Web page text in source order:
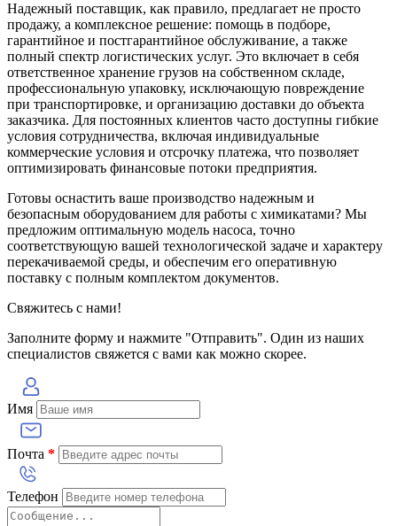
Надежный поставщик, как правило, предлагает не просто
продажу, а комплексное решение: помощь в подборе,
гарантийное и постгарантийное обслуживание, а также
полный спектр логистических услуг. Это включает в себя
ответственное хранение грузов на собственном складе,
профессиональную упаковку, исключающую повреждение
при транспортировке, и организацию доставки до объекта
заказчика. Для постоянных клиентов часто доступны гибкие
условия сотрудничества, включая индивидуальные
коммерческие условия и отсрочку платежа, что позволяет
оптимизировать финансовые потоки предприятия.
Готовы оснастить ваше производство надежным и
безопасным оборудованием для работы с химикатами? Мы
предложим оптимальную модель насоса, точно
соответствующую вашей технологической задаче и характеру
перекачиваемой среды, и обеспечим его оперативную
поставку с полным комплектом документов.
Свяжитесь с нами!
Заполните форму и нажмите "Отправить". Один из наших
специалистов свяжется с вами как можно скорее.
Имя
Почта *
Телефон